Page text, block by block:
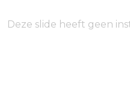
Deze slide heeft geen